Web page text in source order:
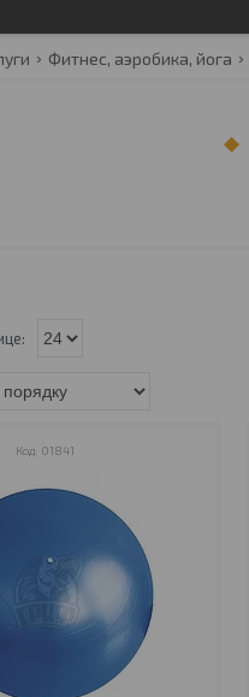
Фитнес, аэробика, йога
01841